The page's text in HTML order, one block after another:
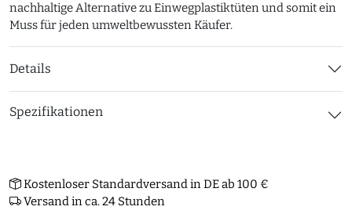
nachhaltige Alternative zu Einwegplastiktüten und somit ein
Muss für jeden umweltbewussten Käufer.
Details
Spezifikationen
Kostenloser Standardversand in DE ab 100 €
Versand in ca. 24 Stunden